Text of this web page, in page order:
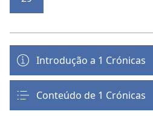
Introdução a 1 Crónicas
Conteúdo de 1 Crónicas